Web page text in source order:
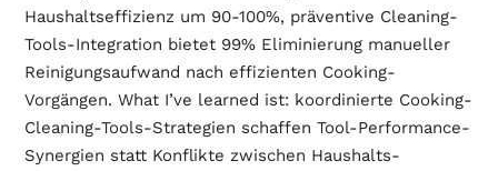
Haushaltseffizienz um 90-100%, präventive Cleaning-
Tools-Integration bietet 99% Eliminierung manueller
Reinigungsaufwand nach effizienten Cooking-
Vorgängen. What I’ve learned ist: koordinierte Cooking-
Cleaning-Tools-Strategien schaffen Tool-Performance-
Synergien statt Konflikte zwischen Haushalts-